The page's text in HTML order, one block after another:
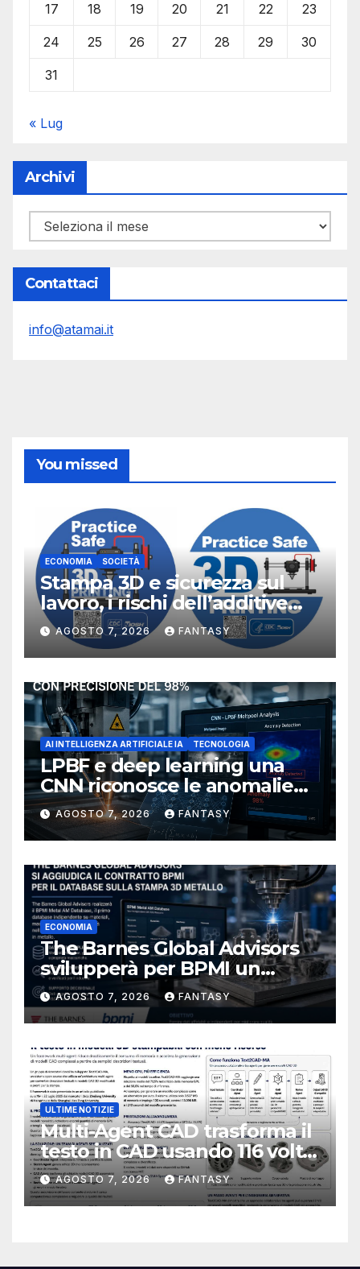
17 18 19 20 21 22 23
24 25 26 27 28 29 30
31
« Lug
Archivi
Archivi
Contattaci
info@atamai.it
You missed
ECONOMIA SOCIETÀ
Stampa 3D e sicurezza sul
lavoro, i rischi dell’additive
manufacturing secondo
NIOSH
AGOSTO 7, 2026 FANTASY
AI INTELLIGENZA ARTIFICIALE IA TECNOLOGIA
LPBF e deep learning una
CNN riconosce le anomalie
del bagno di fusione
AGOSTO 7, 2026 FANTASY
ECONOMIA
The Barnes Global Advisors
svilupperà per BPMI un
database per la stampa 3D
metallica destinata alla filiera
navale statunitense
AGOSTO 7, 2026 FANTASY
ULTIME NOTIZIE
Multi-Agent CAD trasforma il
testo in CAD usando 116 volte
meno token
AGOSTO 7, 2026 FANTASY